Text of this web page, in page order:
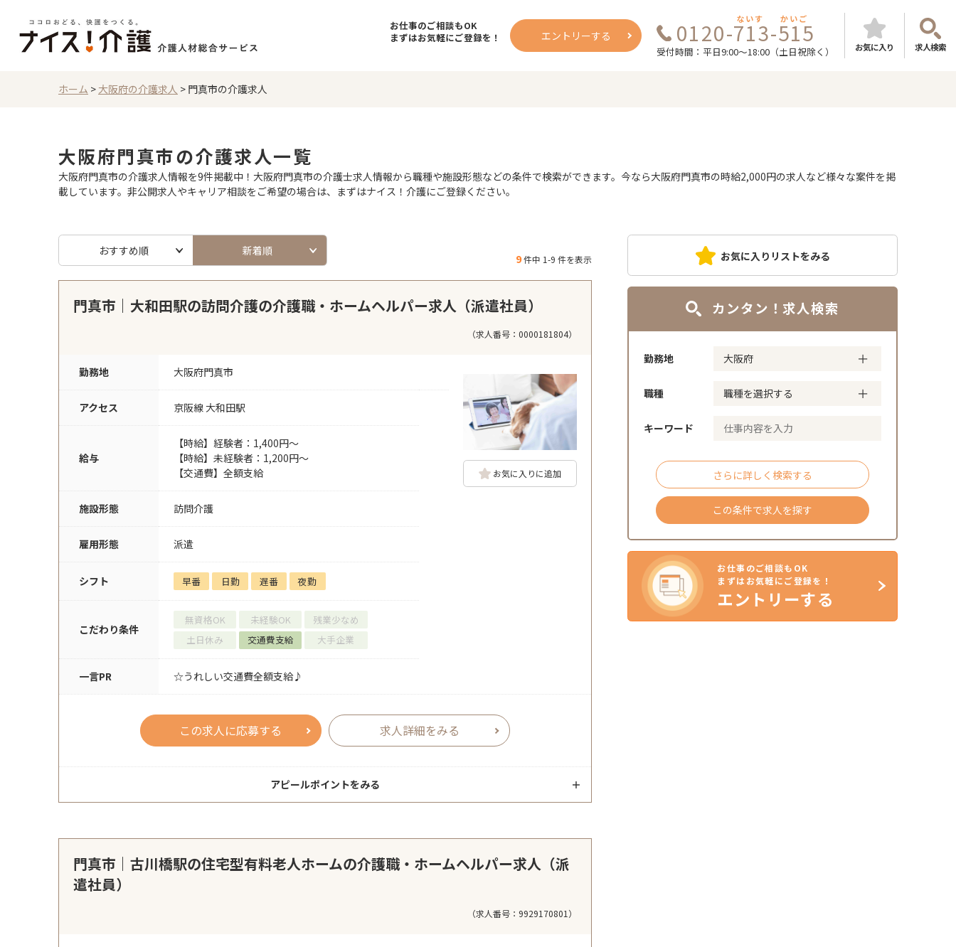
お仕事のご相談もOK
まずはお気軽にご登録を！
エントリーする 0120-713-515
ないす かいご
受付時間：平日9:00～18:00（土日祝除く） お気に入り 求人検索
ホーム > 大阪府の介護求人 > 門真市の介護求人
大阪府門真市の介護求人一覧
大阪府門真市の介護求人情報を9件掲載中！大阪府門真市の介護士求人情報から職種や施設形態などの条件で検索ができます。今なら大阪府門真市の時給2,000円の求人など様々な案件を掲
載しています。非公開求人やキャリア相談をご希望の場合は、まずはナイス！介護にご登録ください。
9件中 1-9 件を表示
おすすめ順 新着順
門真市｜大和田駅の訪問介護の介護職・ホームヘルパー求人（派遣社員）
（求人番号：0000181804）
勤務地 大阪府門真市
アクセス 京阪線 大和田駅
給与
【時給】経験者：1,400円～
【時給】未経験者：1,200円～
【交通費】全額支給
施設形態 訪問介護
雇用形態 派遣
シフト 早番 日勤 遅番 夜勤
こだわり条件
無資格OK 未経験OK
残業少なめ
土日休み
交通費支給 大手企業
一言PR ☆うれしい交通費全額支給♪
お気に入りに追加
この求人に応募する 求人詳細をみる
アピールポイントをみる
門真市｜古川橋駅の住宅型有料老人ホームの介護職・ホームヘルパー求人（派
遣社員）
（求人番号：9929170801）
お気に入りリストをみる
カンタン！求人検索
勤務地
職種
キーワード
さらに詳しく検索する
この条件で求人を探す
お仕事のご相談もOK
まずはお気軽にご登録を！
エントリーする